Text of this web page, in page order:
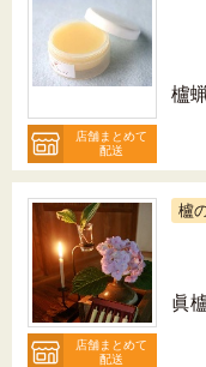
店舗まとめて
配送
櫨
店舗まとめて
配送
櫨
眞